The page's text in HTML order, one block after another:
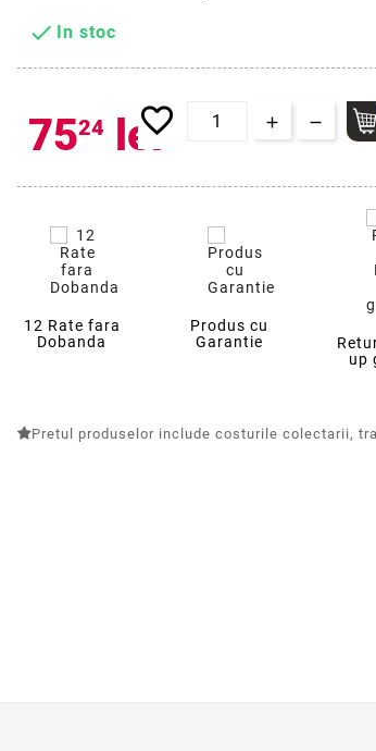
 In stoc
7524 lei
favorite_border
12 Rate fara
Dobanda
Produs cu
Garantie
up
Pretul produselor include costurile colectarii,